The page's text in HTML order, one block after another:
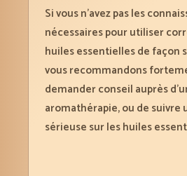
Si vous n’avez pas les
nécessaires pour utiliser
huiles essentielles de façon
vous recommandons
demander conseil auprès
aromathérapie, ou de
sérieuse sur les huiles